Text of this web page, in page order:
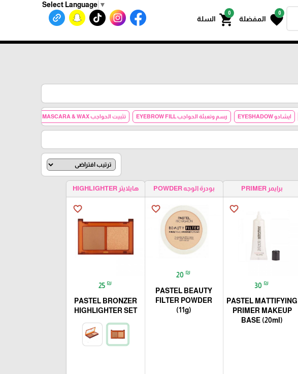
Select Language ▼
0
favorite المفضلة
0
shopping_cart السلة
ايشادو EYESHADOW رسم وتعبئة الحواجب EYEBROW FILL تثبيت الحواجب EYEBROW MASCARA & WAX
برايمر PRIMER
favorite_border
30 ₪
PASTEL MATTIFYING
PRIMER MAKEUP
BASE (20ml)
بودرة الوجه POWDER
favorite_border
20 ₪
PASTEL BEAUTY
FILTER POWDER
(11g)
هايلايتر HIGHLIGHTER
favorite_border
25 ₪
PASTEL BRONZER
HIGHLIGHTER SET